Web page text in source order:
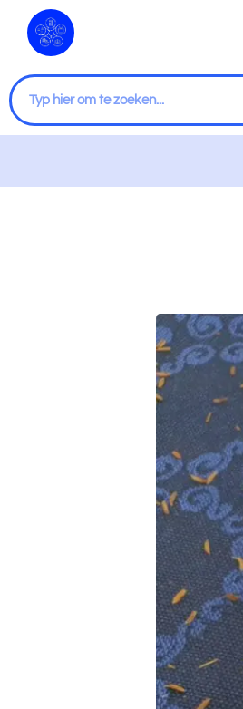
naar
inhoud
Zoeken